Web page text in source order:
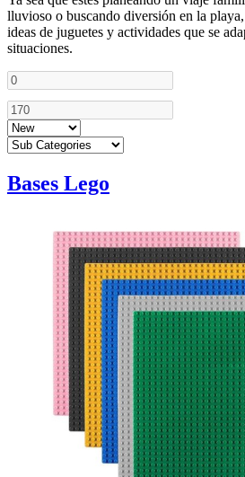
lluvioso o buscando diversión en la
ideas de juguetes y actividades que se
situaciones.
Bases Lego